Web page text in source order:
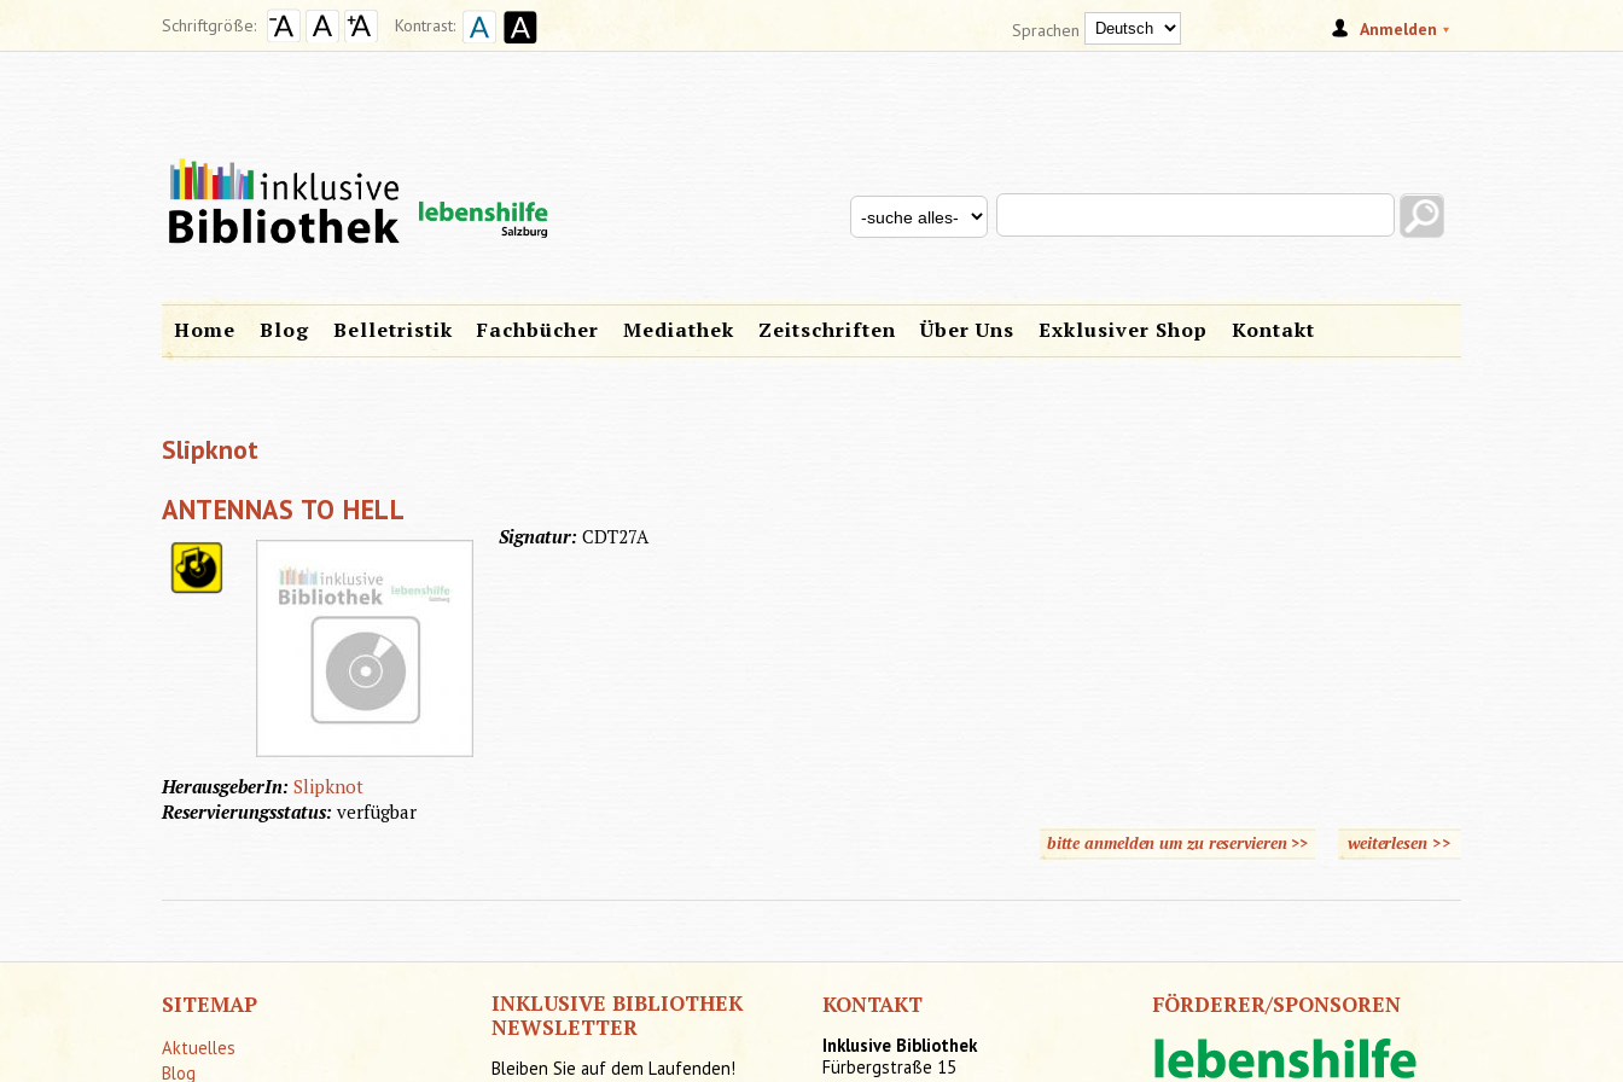
Schriftgröße: Kontrast: Anmelden
Sprachen
SUCHFORMULAR
Search this site
Search for
Home Blog Belletristik Fachbücher Mediathek Zeitschriften Über Uns Exklusiver Shop Kontakt
Slipknot
ANTENNAS TO HELL
Signatur:CDT27A
HerausgeberIn:Slipknot
Reservierungsstatus:verfügbar
bitte anmelden um zu reservieren >> weiterlesenüber Antennas to Hell
>>
SITEMAP
Aktuelles
Blog
INKLUSIVE BIBLIOTHEK
NEWSLETTER
Bleiben Sie auf dem Laufenden!
KONTAKT
Inklusive Bibliothek
Fürbergstraße 15
FÖRDERER/SPONSOREN